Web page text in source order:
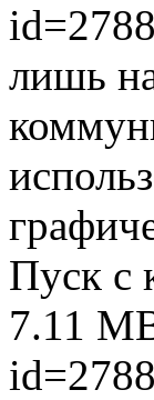
лишь
Пуск с
7.11